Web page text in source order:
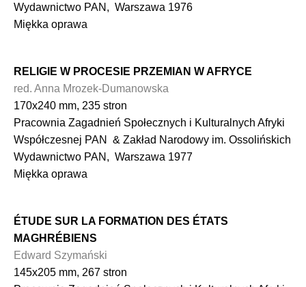
Wydawnictwo PAN, Warszawa 1976
Miękka oprawa
RELIGIE W PROCESIE PRZEMIAN W AFRYCE
red. Anna Mrozek-Dumanowska
170x240 mm, 235 stron
Pracownia Zagadnień Społecznych i Kulturalnych Afryki
Współczesnej PAN & Zakład Narodowy im. Ossolińskich
Wydawnictwo PAN, Warszawa 1977
Miękka oprawa
ÉTUDE SUR LA FORMATION DES ÉTATS
MAGHRÉBIENS
Edward Szymański
145x205 mm, 267 stron